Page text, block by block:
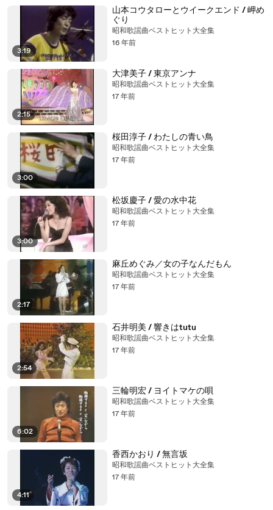
3:19
山本コウタローとウイークエンド / 岬め
ぐり
昭和歌謡曲ベストヒット大全集
16 年前
2:15
大津美子 / 東京アンナ
昭和歌謡曲ベストヒット大全集
17 年前
3:00
桜田淳子 / わたしの青い鳥
昭和歌謡曲ベストヒット大全集
17 年前
3:00
松坂慶子 / 愛の水中花
昭和歌謡曲ベストヒット大全集
17 年前
2:17
麻丘めぐみ／女の子なんだもん
昭和歌謡曲ベストヒット大全集
17 年前
2:54
石井明美 / 響きはtutu
昭和歌謡曲ベストヒット大全集
17 年前
6:02
三輪明宏 / ヨイトマケの唄
昭和歌謡曲ベストヒット大全集
17 年前
4:11
香西かおり / 無言坂
昭和歌謡曲ベストヒット大全集
17 年前